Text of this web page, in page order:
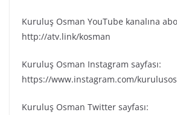
Kuruluş Osman YouTube kanalına
http://atv.link/kosman
Kuruluş Osman Instagram sayfası:
https://www.instagram.com/
Kuruluş Osman Twitter sayfası: